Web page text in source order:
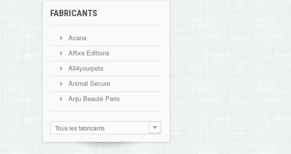
FABRICANTS
Acana
Affixe Editions
All4yourpets
Animal Secure
Anju Beauté Paris
Tous les fabricants